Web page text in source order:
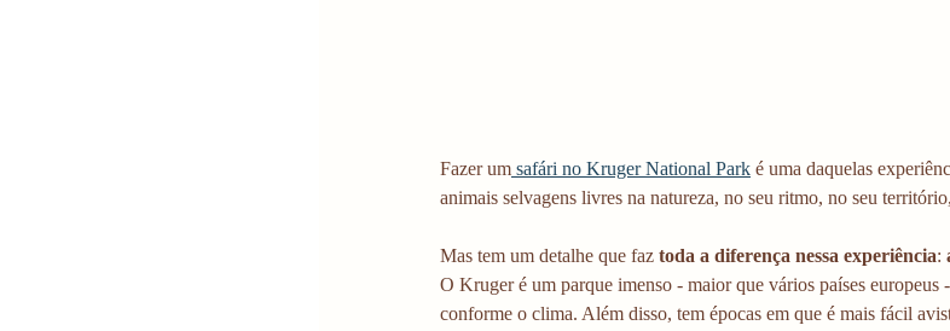
Fazer um safári no Kruger National Park é uma daquelas
animais selvagens livres na natureza, no seu ritmo, no seu
Mas tem um detalhe que faz toda a diferença nessa experiência:
O Kruger é um parque imenso - maior que vários países europeus
conforme o clima. Além disso, tem épocas em que é mais fácil